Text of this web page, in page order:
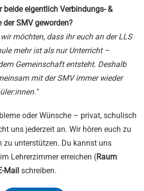
beide eigentlich Verbindungs- &
der SMV geworden?
möchten, dass ihr euch an der LLS
mehr ist als nur Unterricht –
Gemeinschaft entsteht. Deshalb
mit der SMV immer wieder
oder Wünsche – privat, schulisch
uns jederzeit an. Wir hören euch zu
zu unterstützen. Du kannst uns
Lehrerzimmer erreichen (Raum
Mail schreiben.